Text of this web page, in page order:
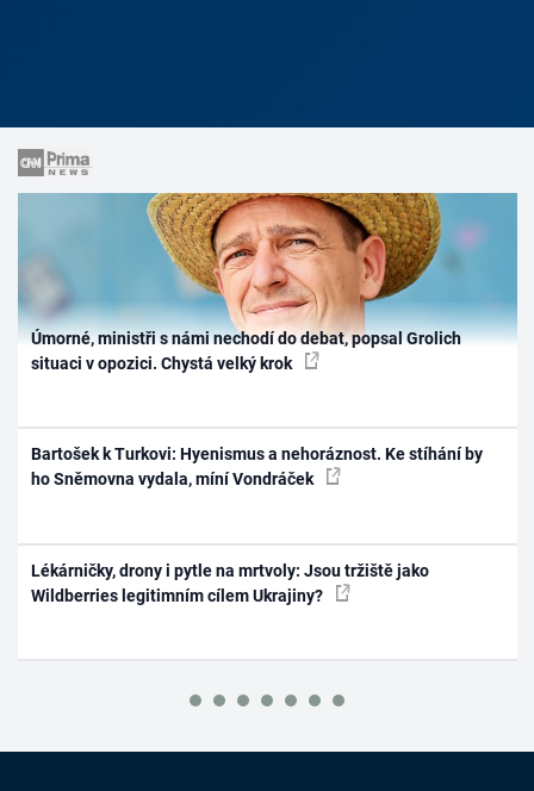
Úmorné, ministři s námi nechodí do debat, popsal Grolich
situaci v opozici. Chystá velký krok
Bartošek k Turkovi: Hyenismus a nehoráznost. Ke stíhání by
ho Sněmovna vydala, míní Vondráček
Lékárničky, drony i pytle na mrtvoly: Jsou tržiště jako
Wildberries legitimním cílem Ukrajiny?